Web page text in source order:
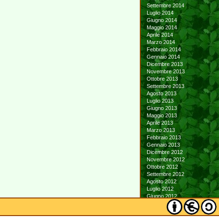
Settembre 2014
Luglio 2014
Giugno 2014
Maggio 2014
Aprile 2014
Marzo 2014
Febbraio 2014
Gennaio 2014
Dicembre 2013
Novembre 2013
Ottobre 2013
Settembre 2013
Agosto 2013
Luglio 2013
Giugno 2013
Maggio 2013
Aprile 2013
Marzo 2013
Febbraio 2013
Gennaio 2013
Dicembre 2012
Novembre 2012
Ottobre 2012
Settembre 2012
Agosto 2012
Luglio 2012
Giugno 2012
Maggio 2012
Aprile 2012